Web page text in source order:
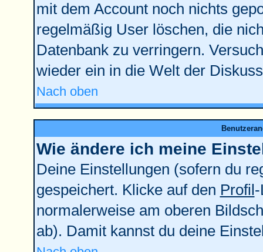
mit dem Account noch nichts
regelmäßig User löschen, die
Datenbank zu verringern.
wieder ein in die Welt der
Nach oben
Wie ändere ich meine
Deine Einstellungen (sofern du
gespeichert. Klicke auf den Profil
normalerweise am oberen
ab). Damit kannst du deine